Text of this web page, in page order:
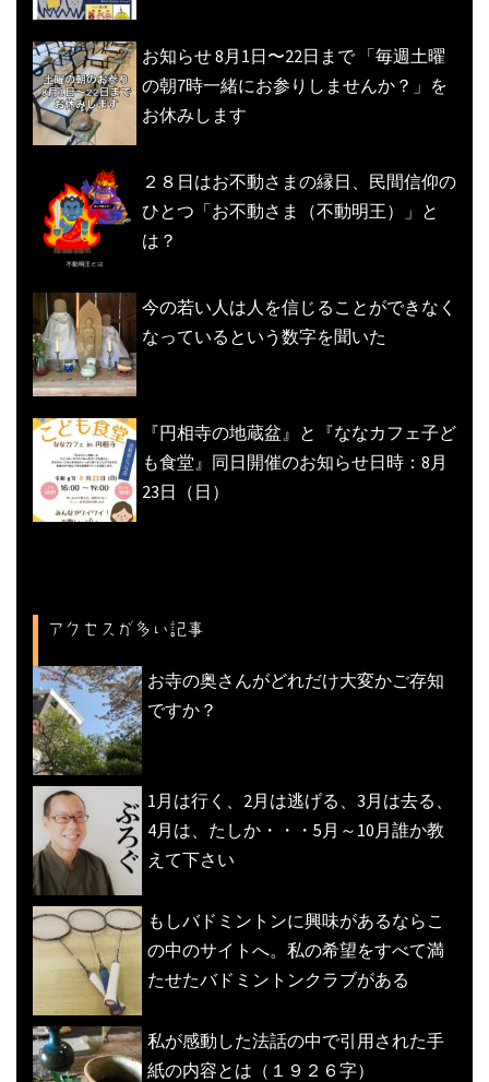
お知らせ 8月1日〜22日まで 「毎週土曜
の朝7時一緒にお参りしませんか？」を
お休みします
２８日はお不動さまの縁日、民間信仰の
ひとつ「お不動さま（不動明王）」と
は？
今の若い人は人を信じることができなく
なっているという数字を聞いた
『円相寺の地蔵盆』と『ななカフェ子ど
も食堂』同日開催のお知らせ日時：8月
23日（日）
アクセスが多い記事
お寺の奥さんがどれだけ大変かご存知
ですか？
1月は行く、2月は逃げる、3月は去る、
4月は、たしか・・・5月～10月誰か教
えて下さい
もしバドミントンに興味があるならこ
の中のサイトへ。私の希望をすべて満
たせたバドミントンクラブがある
私が感動した法話の中で引用された手
紙の内容とは（１９２６字）